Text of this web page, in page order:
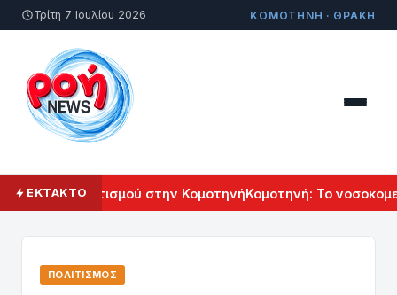
Τρίτη 7 Ιουλίου 2026 ΚΟΜΟΤΗΝΗ · ΘΡΑΚΗ
ΕΚΤΑΚΤΟ
Πολιτισμού στην ΚομοτηνήΚομοτηνή: Το
ΠΟΛΙΤΙΣΜΌΣ